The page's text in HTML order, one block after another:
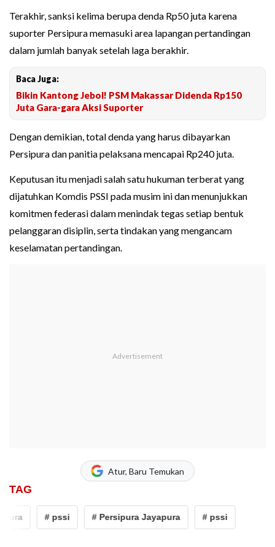
Terakhir, sanksi kelima berupa denda Rp50 juta karena
suporter Persipura memasuki area lapangan pertandingan
dalam jumlah banyak setelah laga berakhir.
Baca Juga:
Bikin Kantong Jebol! PSM Makassar Didenda Rp150
Juta Gara-gara Aksi Suporter
Dengan demikian, total denda yang harus dibayarkan
Persipura dan panitia pelaksana mencapai Rp240 juta.
Keputusan itu menjadi salah satu hukuman terberat yang
dijatuhkan Komdis PSSI pada musim ini dan menunjukkan
komitmen federasi dalam menindak tegas setiap bentuk
pelanggaran disiplin, serta tindakan yang mengancam
keselamatan pertandingan.
Atur, Baru Temukan
TAG
# pssi # Persipura Jayapura # pssi